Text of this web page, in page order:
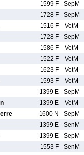
1599 F
SepM
1728 F
SepM
1516 F
VetM
1728 F
SepM
1586 F
VetM
1522 F
VetM
1623 F
VetM
1593 F
VetM
1399 E
SepM
1399 E
VetM
1600 N
SepM
1399 E
SenM
1399 E
SepM
1553 F SenM